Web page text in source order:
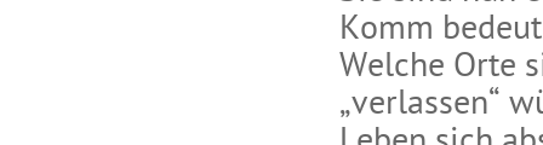
Komm
Welche Orte
„verlassen“